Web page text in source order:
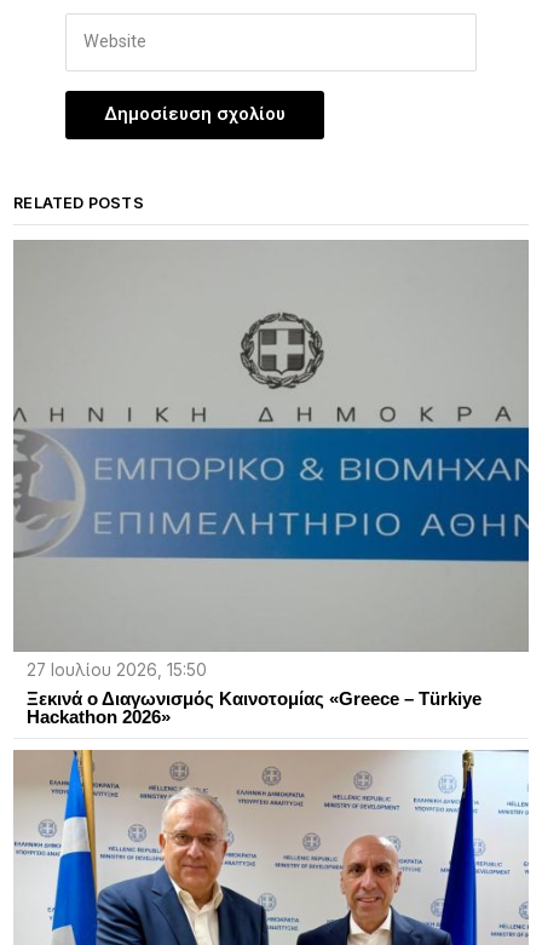
RELATED POSTS
27 Ιουλίου 2026, 15:50
Ξεκινά ο Διαγωνισμός Καινοτομίας «Greece – Türkiye
Hackathon 2026»